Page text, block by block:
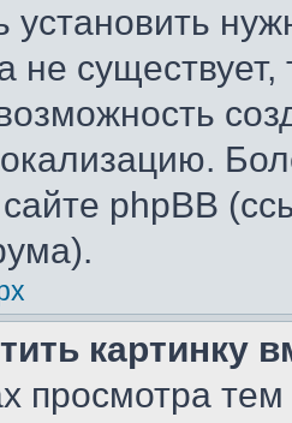
установить
не
phpBB
картинку
просмотра